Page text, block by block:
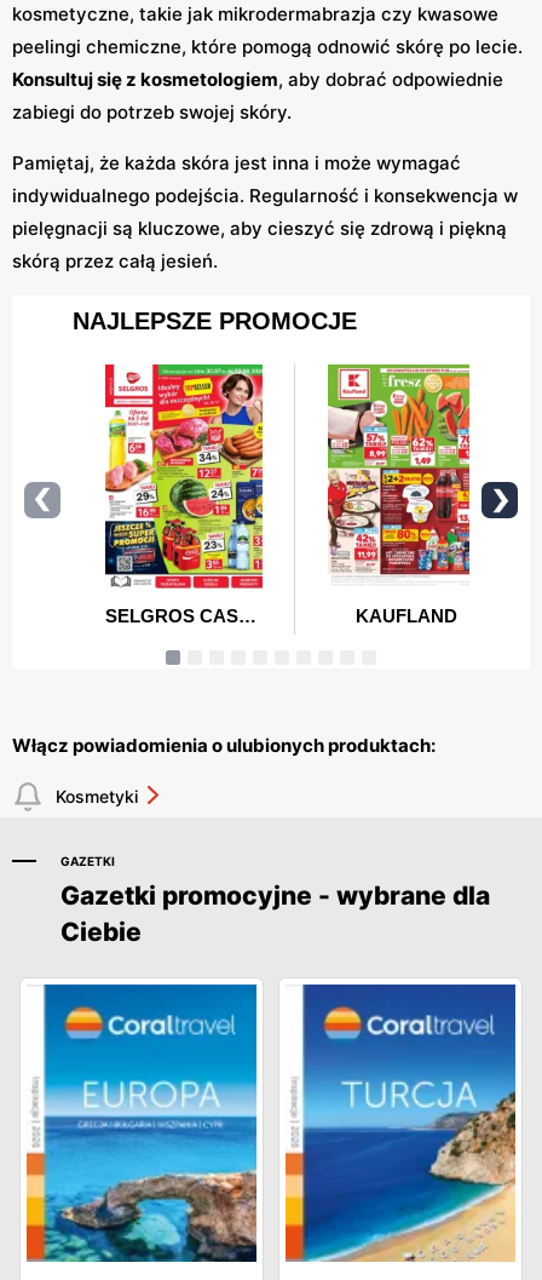
kosmetyczne, takie jak mikrodermabrazja czy kwasowe
peelingi chemiczne, które pomogą odnowić skórę po lecie.
Konsultuj się z kosmetologiem, aby dobrać odpowiednie
zabiegi do potrzeb swojej skóry.
Pamiętaj, że każda skóra jest inna i może wymagać
indywidualnego podejścia. Regularność i konsekwencja w
pielęgnacji są kluczowe, aby cieszyć się zdrową i piękną
skórą przez całą jesień.
Włącz powiadomienia o ulubionych produktach:
Kosmetyki
GAZETKI
Gazetki promocyjne - wybrane dla
Ciebie